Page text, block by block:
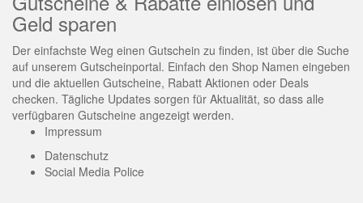
Geld sparen
Der einfachste Weg einen Gutschein zu finden, ist über die Suche
auf unserem Gutscheinportal. Einfach den Shop Namen eingeben
und die aktuellen Gutscheine, Rabatt Aktionen oder Deals
checken. Tägliche Updates sorgen für Aktualität, so dass alle
verfügbaren Gutscheine angezeigt werden.
Impressum
Datenschutz
Social Media Police